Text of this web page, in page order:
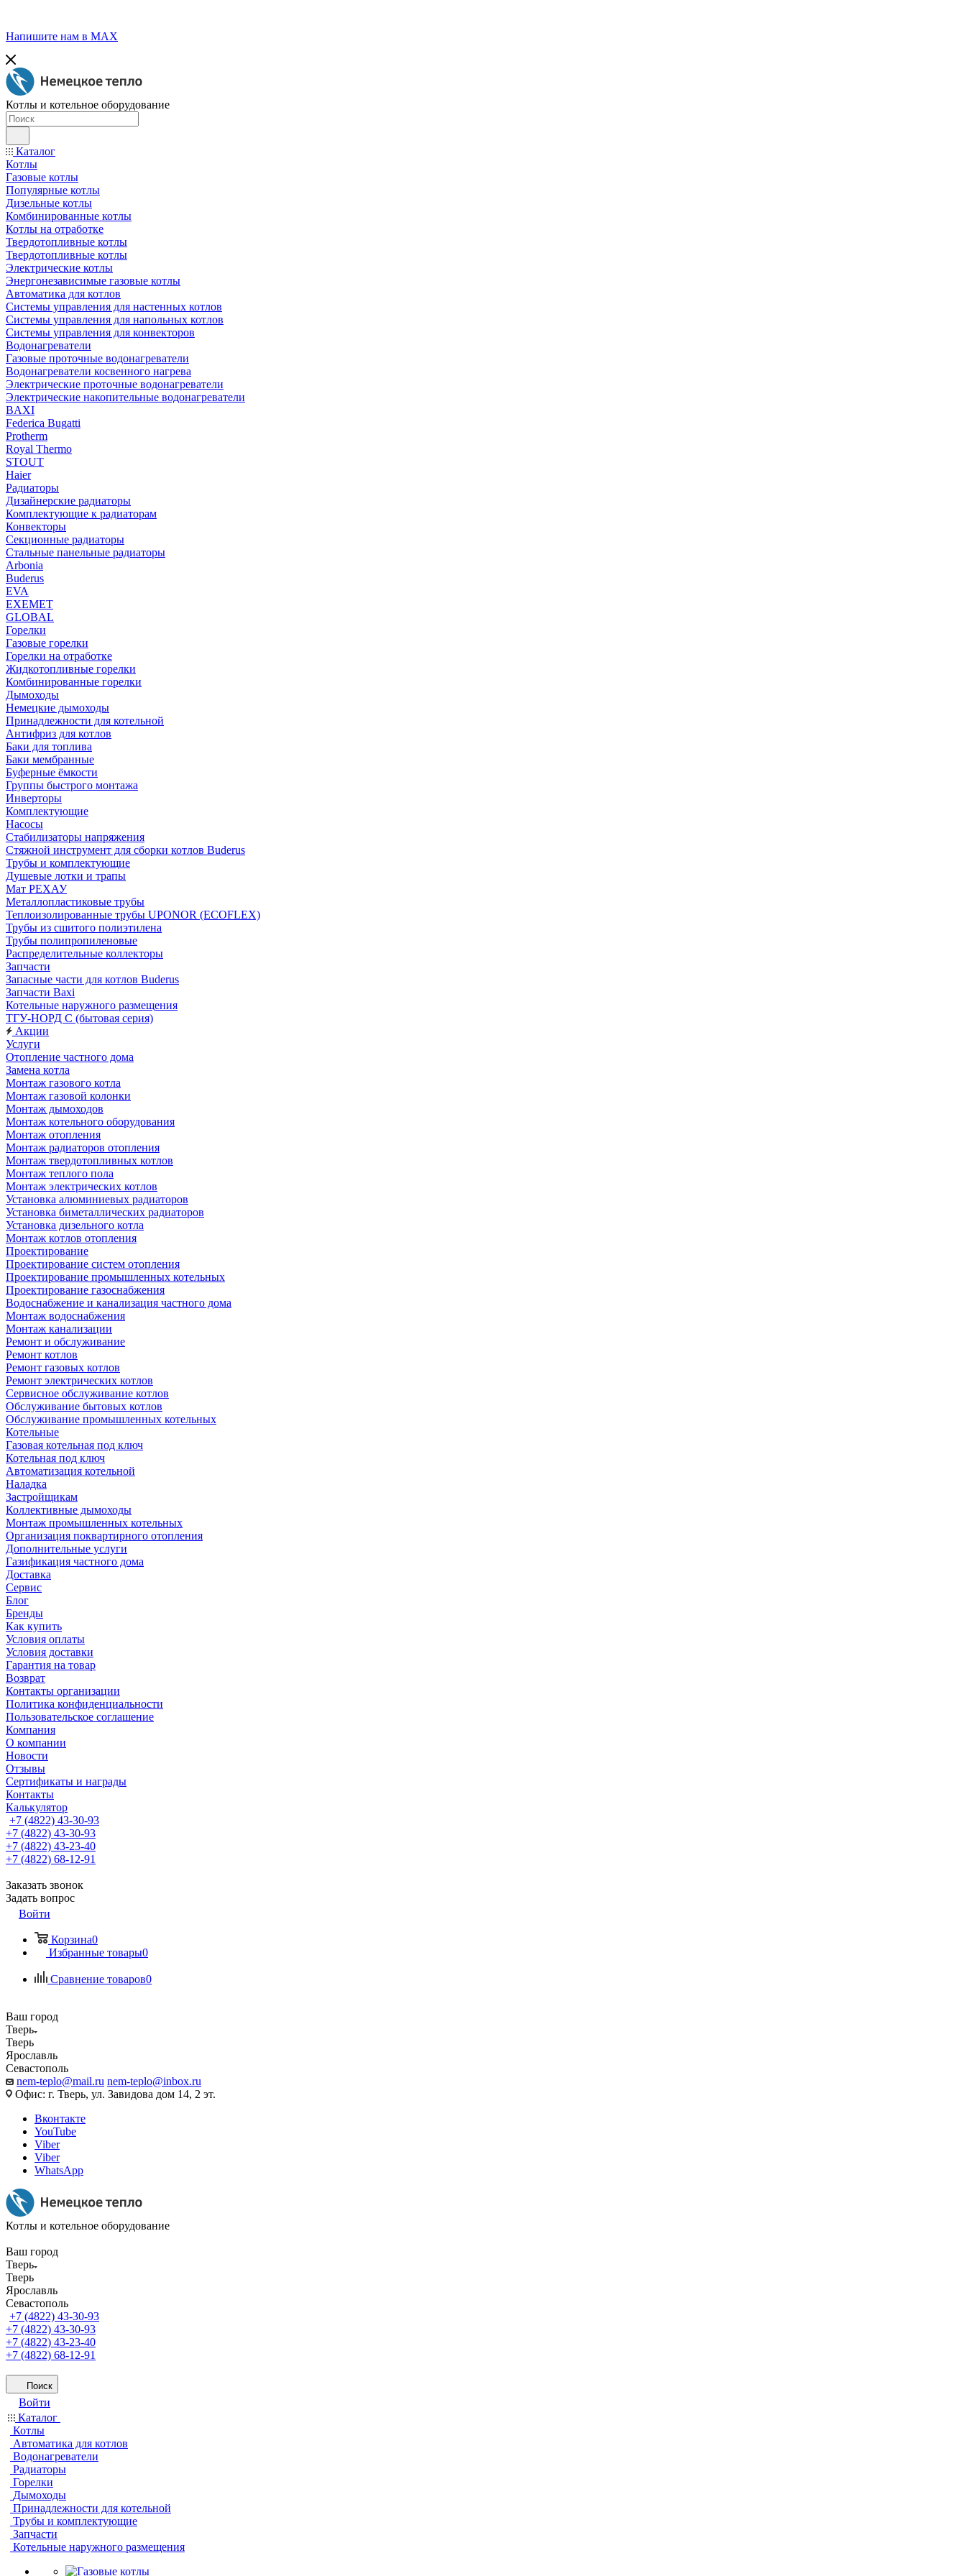
Напишите нам в МАХ
Котлы и котельное оборудование
Каталог
Котлы
Газовые котлы
Популярные котлы
Дизельные котлы
Комбинированные котлы
Котлы на отработке
Твердотопливные котлы
Твердотопливные котлы
Электрические котлы
Энергонезависимые газовые котлы
Автоматика для котлов
Системы управления для настенных котлов
Системы управления для напольных котлов
Системы управления для конвекторов
Водонагреватели
Газовые проточные водонагреватели
Водонагреватели косвенного нагрева
Электрические проточные водонагреватели
Электрические накопительные водонагреватели
BAXI
Federica Bugatti
Protherm
Royal Thermo
STOUT
Haier
Радиаторы
Дизайнерские радиаторы
Комплектующие к радиаторам
Конвекторы
Секционные радиаторы
Стальные панельные радиаторы
Arbonia
Buderus
EVA
EXEMET
GLOBAL
Горелки
Газовые горелки
Горелки на отработке
Жидкотопливные горелки
Комбинированные горелки
Дымоходы
Немецкие дымоходы
Принадлежности для котельной
Антифриз для котлов
Баки для топлива
Баки мембранные
Буферные ёмкости
Группы быстрого монтажа
Инверторы
Комплектующие
Насосы
Стабилизаторы напряжения
Стяжной инструмент для сборки котлов Buderus
Трубы и комплектующие
Душевые лотки и трапы
Мат РЕХАУ
Металлопластиковые трубы
Теплоизолированные трубы UPONOR (ECOFLEX)
Трубы из сшитого полиэтилена
Трубы полипропиленовые
Распределительные коллекторы
Запчасти
Запасные части для котлов Buderus
Запчасти Baxi
Котельные наружного размещения
ТГУ-НОРД С (бытовая серия)
Акции
Услуги
Отопление частного дома
Замена котла
Монтаж газового котла
Монтаж газовой колонки
Монтаж дымоходов
Монтаж котельного оборудования
Монтаж отопления
Монтаж радиаторов отопления
Монтаж твердотопливных котлов
Монтаж теплого пола
Монтаж электрических котлов
Установка алюминиевых радиаторов
Установка биметаллических радиаторов
Установка дизельного котла
Монтаж котлов отопления
Проектирование
Проектирование систем отопления
Проектирование промышленных котельных
Проектирование газоснабжения
Водоснабжение и канализация частного дома
Монтаж водоснабжения
Монтаж канализации
Ремонт и обслуживание
Ремонт котлов
Ремонт газовых котлов
Ремонт электрических котлов
Сервисное обслуживание котлов
Обслуживание бытовых котлов
Обслуживание промышленных котельных
Котельные
Газовая котельная под ключ
Котельная под ключ
Автоматизация котельной
Наладка
Застройщикам
Коллективные дымоходы
Монтаж промышленных котельных
Организация поквартирного отопления
Дополнительные услуги
Газификация частного дома
Доставка
Сервис
Блог
Бренды
Как купить
Условия оплаты
Условия доставки
Гарантия на товар
Возврат
Контакты организации
Политика конфиденциальности
Пользовательское соглашение
Компания
О компании
Новости
Отзывы
Сертификаты и награды
Контакты
Калькулятор
+7 (4822) 43-30-93
+7 (4822) 43-30-93
+7 (4822) 43-23-40
+7 (4822) 68-12-91
Заказать звонок
Задать вопрос
Войти
Корзина0
Избранные товары0
Сравнение товаров0
Ваш город
Тверь
Тверь
Ярославль
Севастополь
nem-teplo@mail.ru nem-teplo@inbox.ru
Офис: г. Тверь, ул. Завидова дом 14, 2 эт.
Вконтакте
YouTube
Viber
Viber
WhatsApp
Котлы и котельное оборудование
Ваш город
Тверь
Тверь
Ярославль
Севастополь
+7 (4822) 43-30-93
+7 (4822) 43-30-93
+7 (4822) 43-23-40
+7 (4822) 68-12-91
Поиск
Войти
Каталог
Котлы
Автоматика для котлов
Водонагреватели
Радиаторы
Горелки
Дымоходы
Принадлежности для котельной
Трубы и комплектующие
Запчасти
Котельные наружного размещения